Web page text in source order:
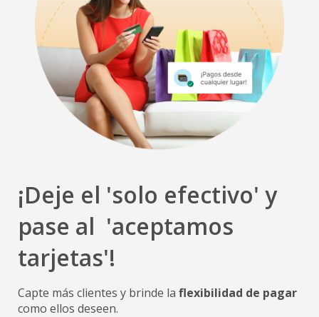
¡Deje el 'solo efectivo' y
pase al 'aceptamos
tarjetas'!
Capte más clientes y brinde la flexibilidad de pagar
como ellos deseen.